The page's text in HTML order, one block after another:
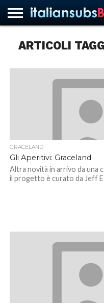
NEWS
ASCOLTI
RECENSIONI
INTERVISTE
CURIOSITÀ
CHI
CONTATTACI
FORUM
ITALIANSUBS
ARTICOLI
GRACELAND
Gli Aperitivi: Graceland
Altra novità in arrivo da una
il progetto è curato da Jeff